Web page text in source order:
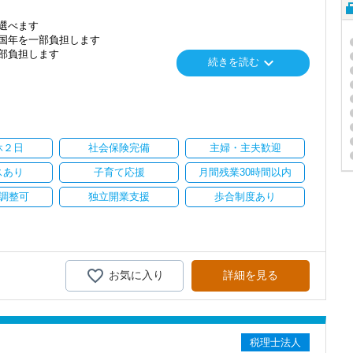
べます
年を一部負担します
負担します
員、大学院に通う職員、フレックスタイムを利用してアフター
ど、これまで皆が仕事とプライベートを楽しんでいます！
にしています。
ースに仕事を進めていくことができます。
、関与先の立場に立った言動・対応・接遇のできる方
続きを読む keyboard_arrow_down
日 社会保険完備 主婦・主夫歓迎
り 子育て応援 月間残業30時間以内
整可 独立開業支援 歩合制度あり
詳細を見る
お気に入り
税理士法人